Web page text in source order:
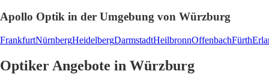
Apollo Optik in der Umgebung von Würzburg
FrankfurtNürnbergHeidelbergDarmstadtHeilbronnOffenbachFürth
Optiker Angebote in Würzburg